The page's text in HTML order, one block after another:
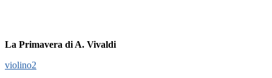
La Primavera di A. Vivaldi
violino2